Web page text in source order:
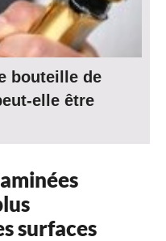
bouteille de
elle être
surfaces